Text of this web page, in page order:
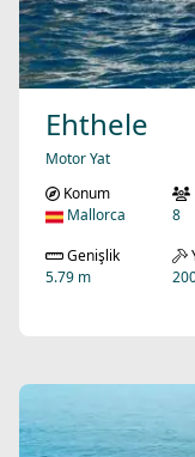
Ehthele
Motor Yat
Konum
Mallorca
8
Genişlik
5.79 m